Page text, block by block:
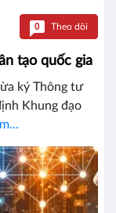
0 Theo dõi
tạo quốc gia
ký Thông tư
Khung đạo